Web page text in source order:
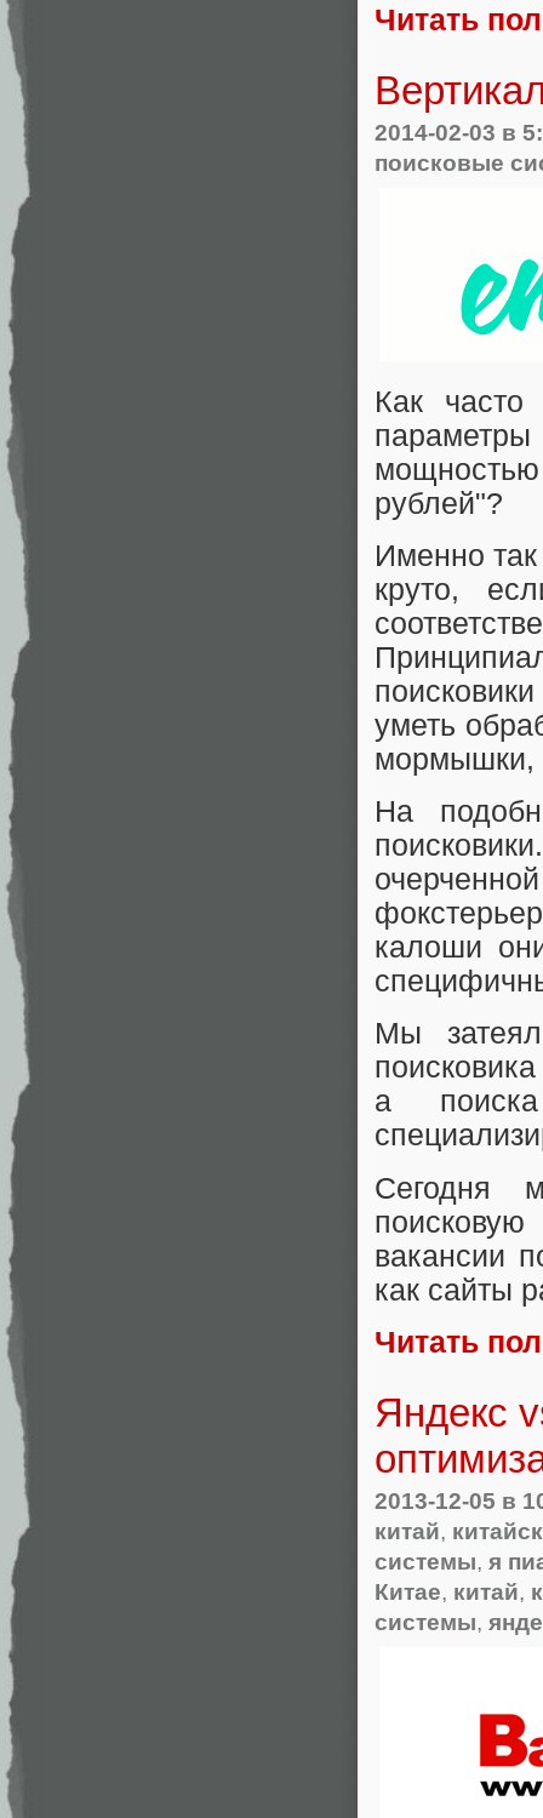
Читать
2014-02-03 в
поисковые
Как
рублей"?
Именно
круто,
уметь
мормышки,
На
калоши
Мы
а
Сегодня
вакансии
как сайты
Читать
Яндекс
2013-12-05 в
китай,
системы, я
Китае, китай,
системы,